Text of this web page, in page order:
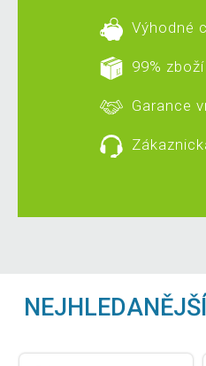
Výhodné
99%
Garance